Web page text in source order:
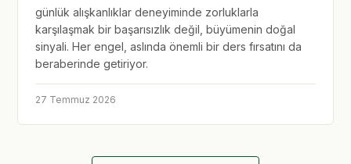
günlük alışkanlıklar deneyiminde zorluklarla
karşılaşmak bir başarısızlık değil, büyümenin doğal
sinyali. Her engel, aslında önemli bir ders fırsatını da
beraberinde getiriyor.
27 Temmuz 2026